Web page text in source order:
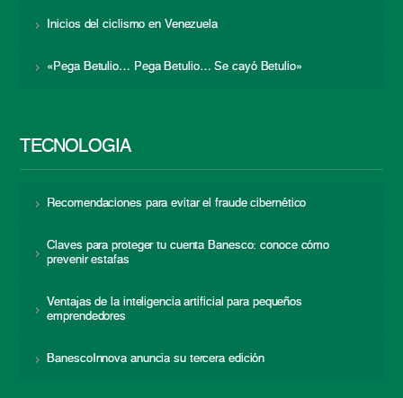
Inicios del ciclismo en Venezuela
«Pega Betulio… Pega Betulio… Se cayó Betulio»
TECNOLOGÍA
Recomendaciones para evitar el fraude cibernético
Claves para proteger tu cuenta Banesco: conoce cómo
prevenir estafas
Ventajas de la inteligencia artificial para pequeños
emprendedores
BanescoInnova anuncia su tercera edición